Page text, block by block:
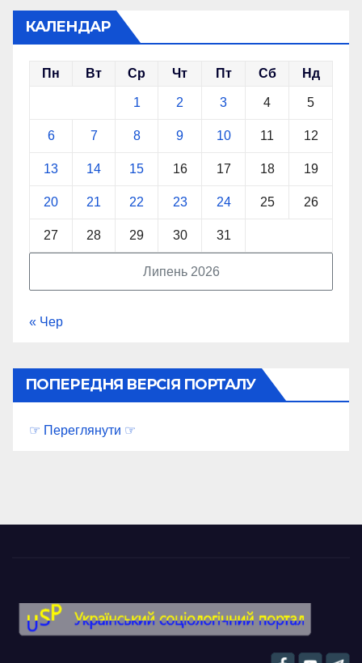
КАЛЕНДАР
Липень 2026
Пн Вт Ср Чт Пт Сб Нд
1 2 3 4 5
6 7 8 9 10 11 12
13 14 15 16 17 18 19
20 21 22 23 24 25 26
27 28 29 30 31
« Чер
ПОПЕРЕДНЯ ВЕРСІЯ ПОРТАЛУ
☞ Переглянути ☞